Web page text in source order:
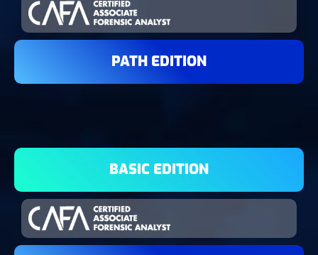
PATH EDITION
BASIC EDITION